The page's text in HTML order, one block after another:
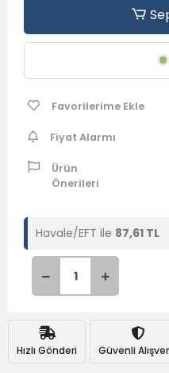
Favorilerime Ekle
Fiyat Alarmı
Ürün
Önerileri
Havale/EFT ile 87,61 TL
Hızlı Gönderi Güvenli